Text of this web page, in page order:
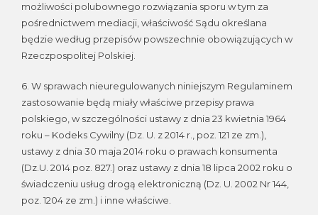
możliwości polubownego rozwiązania sporu w tym za
pośrednictwem mediacji, właściwość Sądu określana
będzie według przepisów powszechnie obowiązujących w
Rzeczpospolitej Polskiej.
6. W sprawach nieuregulowanych niniejszym Regulaminem
zastosowanie będą miały właściwe przepisy prawa
polskiego, w szczególności ustawy z dnia 23 kwietnia 1964
roku – Kodeks Cywilny (Dz. U. z 2014 r., poz. 121 ze zm.),
ustawy z dnia 30 maja 2014 roku o prawach konsumenta
(Dz.U. 2014 poz. 827.) oraz ustawy z dnia 18 lipca 2002 roku o
świadczeniu usług drogą elektroniczną (Dz. U. 2002 Nr 144,
poz. 1204 ze zm.) i inne właściwe.